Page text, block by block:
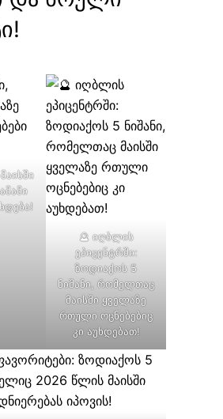
🔮 იღბლის
ეპიცენტრში:
ზოდიაქოს 5
ნიშანი, რომელთაც
მაისში ყველაზე
რთული ოცნებებიც
კი აუხდებათ!